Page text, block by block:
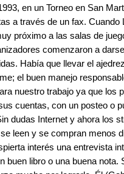
en un Torneo en San
a través de un fax. Cuando
próximo a las salas de
comenzaron a
Había que llevar el
el buen manejo
nuestro trabajo ya que los
cuentas, con un posteo o
dudas Internet y ahora los
leen y se compran menos
interés una entrevista
buen libro o una buena nota.